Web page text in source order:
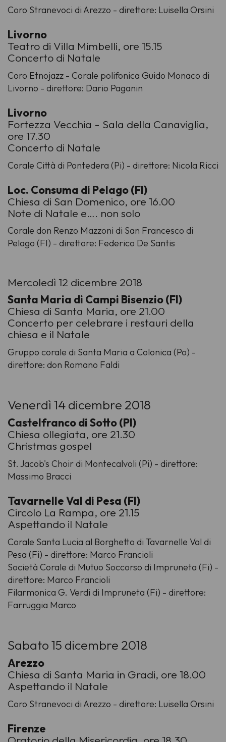
Coro Stranevoci di Arezzo - direttore: Luisella Orsini
Livorno
Teatro di Villa Mimbelli, ore 15.15
Concerto di Natale
Coro Etnojazz - Corale polifonica Guido Monaco di
Livorno - direttore: Dario Paganin
Livorno
Fortezza Vecchia - Sala della Canaviglia,
ore 17.30
Concerto di Natale
Corale Città di Pontedera (Pi) - direttore: Nicola Ricci
Loc. Consuma di Pelago (FI)
Chiesa di San Domenico, ore 16.00
Note di Natale e…. non solo
Corale don Renzo Mazzoni di San Francesco di
Pelago (FI) - direttore: Federico De Santis
Mercoledì 12 dicembre 2018
Santa Maria di Campi Bisenzio (FI)
Chiesa di Santa Maria, ore 21.00
Concerto per celebrare i restauri della
chiesa e il Natale
Gruppo corale di Santa Maria a Colonica (Po) -
direttore: don Romano Faldi
Venerdì 14 dicembre 2018
Castelfranco di Sotto (PI)
Chiesa ollegiata, ore 21.30
Christmas gospel
St. Jacob's Choir di Montecalvoli (Pi) - direttore:
Massimo Bracci
Tavarnelle Val di Pesa (FI)
Circolo La Rampa, ore 21.15
Aspettando il Natale
Corale Santa Lucia al Borghetto di Tavarnelle Val di
Pesa (Fi) - direttore: Marco Francioli
Società Corale di Mutuo Soccorso di Impruneta (Fi) -
direttore: Marco Francioli
Filarmonica G. Verdi di Impruneta (Fi) - direttore:
Farruggia Marco
Sabato 15 dicembre 2018
Arezzo
Chiesa di Santa Maria in Gradi, ore 18.00
Aspettando il Natale
Coro Stranevoci di Arezzo - direttore: Luisella Orsini
Firenze